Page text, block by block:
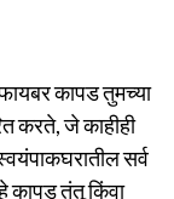
कापड तुमच्या
करते, जे काहीही
सर्व
कापड तंतू किंवा